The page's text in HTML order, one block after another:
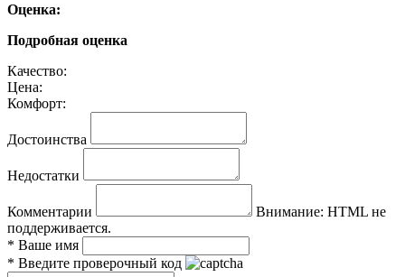
Оценка:
Подробная оценка
Качество:
Цена:
Комфорт:
Достоинства
Недостатки
Комментарии Внимание: HTML не
поддерживается.
* Ваше имя
* Введите проверочный код